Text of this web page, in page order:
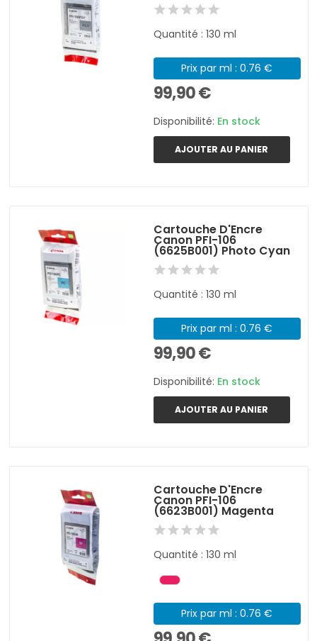
Quantité : 130 ml
Prix par ml : 0.76 €
99,90 €
Disponibilité: En stock
AJOUTER AU PANIER
Cartouche D'Encre
Canon PFI-106
(6625B001) Photo Cyan
Quantité : 130 ml
Prix par ml : 0.76 €
99,90 €
Disponibilité: En stock
AJOUTER AU PANIER
Cartouche D'Encre
Canon PFI-106
(6623B001) Magenta
Quantité : 130 ml
Prix par ml : 0.76 €